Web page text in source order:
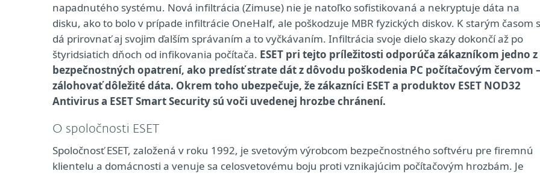
napadnutého systému. Nová infiltrácia (Zimuse) nie je natoľko sofistikovaná a nekryptuje dáta na
disku, ako to bolo v prípade infiltrácie OneHalf, ale poškodzuje MBR fyzických diskov. K starým časom
dá prirovnať aj svojim ďalším správaním a to vyčkávaním. Infiltrácia svoje dielo skazy dokončí až po
štyridsiatich dňoch od infikovania počítača. ESET pri tejto príležitosti odporúča zákazníkom jedno z
bezpečnostných opatrení, ako predísť strate dát z dôvodu poškodenia PC počítačovým červom
zálohovať dôležité dáta. Okrem toho ubezpečuje, že zákazníci ESET a produktov ESET NOD32
Antivirus a ESET Smart Security sú voči uvedenej hrozbe chránení.
O spoločnosti ESET
Spoločnosť ESET, založená v roku 1992, je svetovým výrobcom bezpečnostného softvéru pre firemnú
klientelu a domácnosti a venuje sa celosvetovému boju proti vznikajúcim počítačovým hrozbám. Je